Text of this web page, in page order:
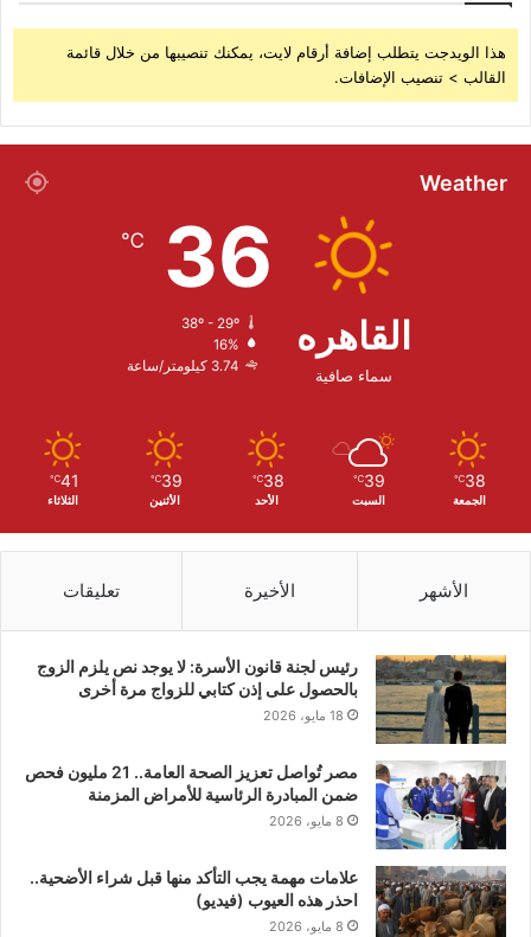
هذا الويدجت يتطلب إضافة أرقام لايت، يمكنك تنصيبها من خلال قائمة
القالب > تنصيب الإضافات.
Weather
القاهره
سماء صافية
36
℃
38º - 29º
16%
3.74 كيلومتر/ساعة
38
℃
الجمعة
39
℃
السبت
38
℃
الأحد
39
℃
الأثنين
41
℃
الثلاثاء
الأشهر الأخيرة تعليقات
رئيس لجنة قانون الأسرة: لا يوجد نص يلزم الزوج
بالحصول على إذن كتابي للزواج مرة أخرى
18 مايو، 2026
مصر تُواصل تعزيز الصحة العامة.. 21 مليون فحص
ضمن المبادرة الرئاسية للأمراض المزمنة
8 مايو، 2026
علامات مهمة يجب التأكد منها قبل شراء الأضحية..
احذر هذه العيوب (فيديو)
8 مايو، 2026